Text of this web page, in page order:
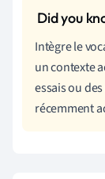
Intègre le
un contexte
essais ou
récemment